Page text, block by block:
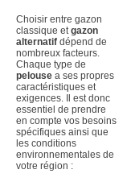
Choisir entre gazon
classique et gazon
alternatif dépend de
nombreux facteurs.
Chaque type de
pelouse a ses propres
caractéristiques et
exigences. Il est donc
essentiel de prendre
en compte vos besoins
spécifiques ainsi que
les conditions
environnementales de
votre région :